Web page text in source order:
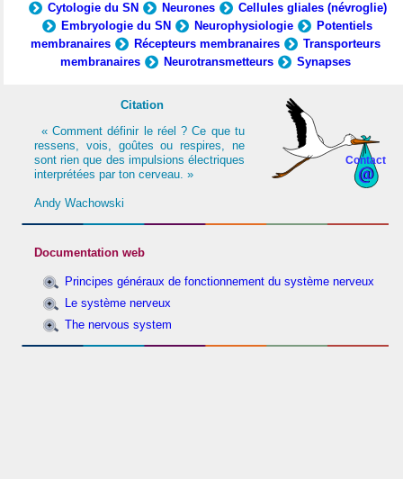
Cytologie du SN
Neurones
Cellules gliales (névroglie)
Embryologie du SN
Neurophysiologie
Potentiels
membranaires
Récepteurs membranaires
Transporteurs
membranaires
Neurotransmetteurs Synapses
Contact
Citation
« Comment définir le réel ? Ce que tu
ressens, vois, goûtes ou respires, ne
sont rien que des impulsions électriques
interprétées par ton cerveau. »
Andy Wachowski
Documentation web
Principes généraux de fonctionnement du système nerveux
Le système nerveux
The nervous system